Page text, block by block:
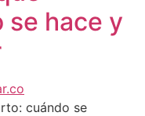
se hace y
cuándo se